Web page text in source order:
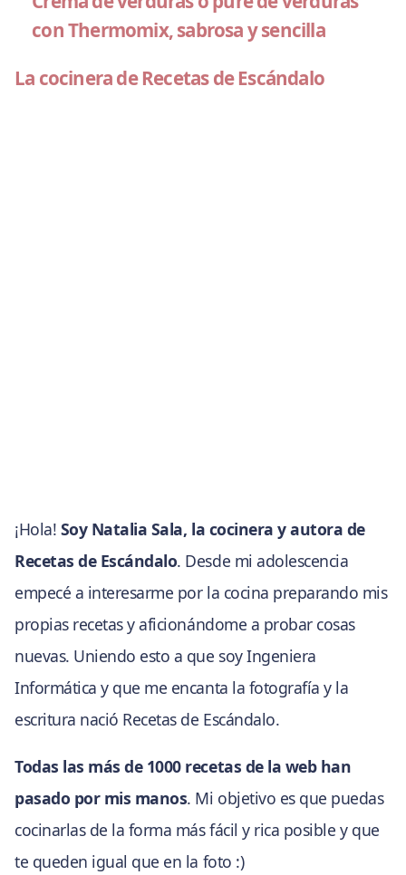
con Thermomix, sabrosa y sencilla
La cocinera de Recetas de Escándalo
¡Hola! Soy Natalia Sala, la cocinera y autora de
Recetas de Escándalo. Desde mi adolescencia
empecé a interesarme por la cocina preparando mis
propias recetas y aficionándome a probar cosas
nuevas. Uniendo esto a que soy Ingeniera
Informática y que me encanta la fotografía y la
escritura nació Recetas de Escándalo.
Todas las más de 1000 recetas de la web han
pasado por mis manos. Mi objetivo es que puedas
cocinarlas de la forma más fácil y rica posible y que
te queden igual que en la foto :)